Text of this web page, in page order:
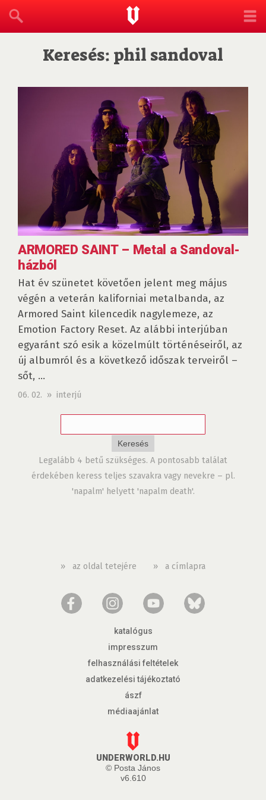
Keresés: phil sandoval
ARMORED SAINT – Metal a Sandoval-
házból
Hat év szünetet követően jelent meg május
végén a veterán kaliforniai metalbanda, az
Armored Saint kilencedik nagylemeze, az
Emotion Factory Reset. Az alábbi interjúban
egyaránt szó esik a közelmúlt történéseiről, az
új albumról és a következő időszak terveiről –
sőt, ...
06. 02. » interjú
Legalább 4 betű szükséges. A pontosabb találat
érdekében keress teljes szavakra vagy nevekre – pl.
'napalm' helyett 'napalm death'.
» az oldal tetejére » a címlapra
katalógus
impresszum
felhasználási feltételek
adatkezelési tájékoztató
ászf
médiaajánlat
UNDERWORLD.HU
© Posta János
v6.610